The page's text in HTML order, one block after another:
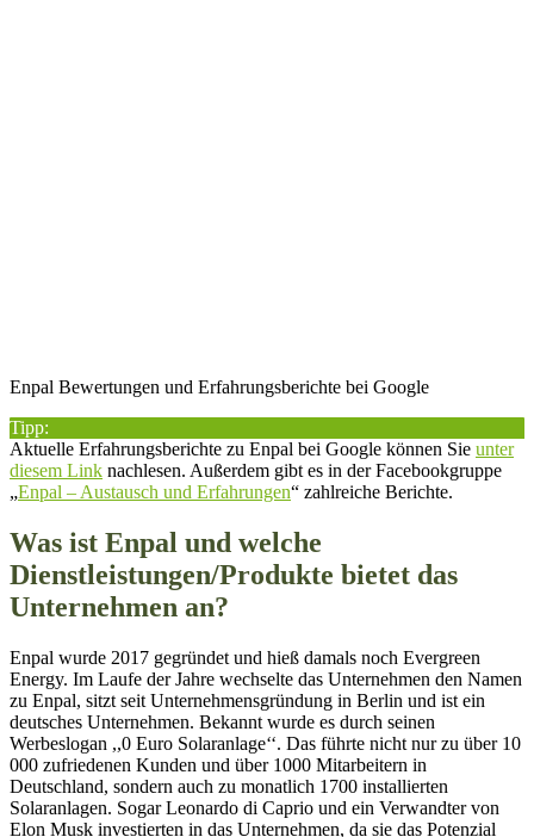
Enpal Bewertungen und Erfahrungsberichte bei Google
Tipp:
Aktuelle Erfahrungsberichte zu Enpal bei Google können Sie unter
diesem Link nachlesen. Außerdem gibt es in der Facebookgruppe
„Enpal – Austausch und Erfahrungen“ zahlreiche Berichte.
Was ist Enpal und welche
Dienstleistungen/Produkte bietet das
Unternehmen an?
Enpal wurde 2017 gegründet und hieß damals noch Evergreen
Energy. Im Laufe der Jahre wechselte das Unternehmen den Namen
zu Enpal, sitzt seit Unternehmensgründung in Berlin und ist ein
deutsches Unternehmen. Bekannt wurde es durch seinen
Werbeslogan ,,0 Euro Solaranlage‘‘. Das führte nicht nur zu über 10
000 zufriedenen Kunden und über 1000 Mitarbeitern in
Deutschland, sondern auch zu monatlich 1700 installierten
Solaranlagen. Sogar Leonardo di Caprio und ein Verwandter von
Elon Musk investierten in das Unternehmen, da sie das Potenzial